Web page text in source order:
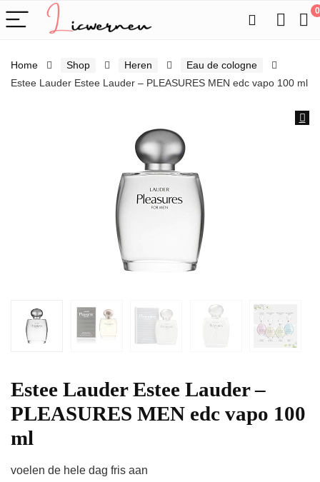
0
Home Shop Heren
Eau de cologne
Estee Lauder Estee Lauder – PLEASURES MEN edc vapo 100 ml
Estee Lauder Estee Lauder –
PLEASURES MEN edc vapo 100
ml
voelen de hele dag fris aan